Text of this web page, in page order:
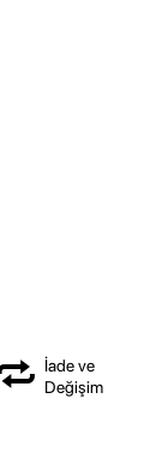
İade ve
Değişim